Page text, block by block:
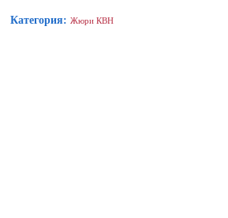
Категория: Жюри КВН